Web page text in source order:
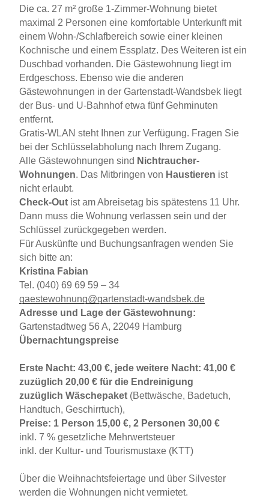
Die ca. 27 m² große 1-Zimmer-Wohnung bietet
maximal 2 Personen eine komfortable Unterkunft mit
einem Wohn-/Schlafbereich sowie einer kleinen
Kochnische und einem Essplatz. Des Weiteren ist ein
Duschbad vorhanden. Die Gästewohnung liegt im
Erdgeschoss. Ebenso wie die anderen
Gästewohnungen in der Gartenstadt-Wandsbek liegt
der Bus- und U-Bahnhof etwa fünf Gehminuten
entfernt.
Gratis-WLAN steht Ihnen zur Verfügung. Fragen Sie
bei der Schlüsselabholung nach Ihrem Zugang.
Alle Gästewohnungen sind Nichtraucher-
Wohnungen. Das Mitbringen von Haustieren ist
nicht erlaubt.
Check-Out ist am Abreisetag bis spätestens 11 Uhr.
Dann muss die Wohnung verlassen sein und der
Schlüssel zurückgegeben werden.
Für Auskünfte und Buchungsanfragen wenden Sie
sich bitte an:
Kristina Fabian
Tel. (040) 69 69 59 – 34
gaestewohnung@gartenstadt-wandsbek.de
Adresse und Lage der Gästewohnung:
Gartenstadtweg 56 A, 22049 Hamburg
Übernachtungspreise
Erste Nacht: 43,00 €, jede weitere Nacht: 41,00 €
zuzüglich 20,00 € für die Endreinigung
zuzüglich Wäschepaket (Bettwäsche, Badetuch,
Handtuch, Geschirrtuch),
Preise: 1 Person 15,00 €, 2 Personen 30,00 €
inkl. 7 % gesetzliche Mehrwertsteuer
inkl. der Kultur- und Tourismustaxe (KTT)
Über die Weihnachtsfeiertage und über Silvester
werden die Wohnungen nicht vermietet.